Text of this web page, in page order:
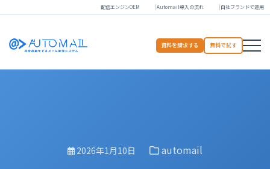
配信エンジンOEM Automail導入の流れ 自社ブランドで運用
資料を請求する 無料で試す
2026年1月10日 automail